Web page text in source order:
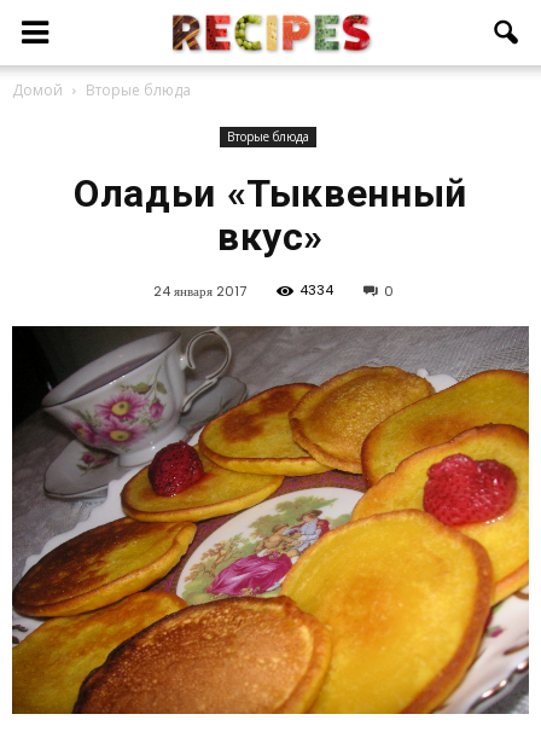
Домой Вторые блюда
Вторые блюда
Оладьи «Тыквенный
вкус»
24 января 2017 4334 0